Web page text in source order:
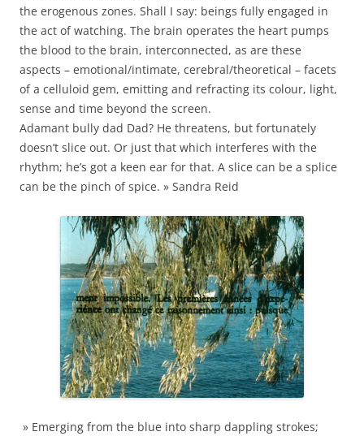
the erogenous zones. Shall I say: beings fully engaged in
the act of watching. The brain operates the heart pumps
the blood to the brain, interconnected, as are these
aspects – emotional/intimate, cerebral/theoretical – facets
of a celluloid gem, emitting and refracting its colour, light,
sense and time beyond the screen.
Adamant bully dad Dad? He threatens, but fortunately
doesn’t slice out. Or just that which interferes with the
rhythm; he’s got a keen ear for that. A slice can be a splice
can be the pinch of spice. » Sandra Reid
» Emerging from the blue into sharp dappling strokes;